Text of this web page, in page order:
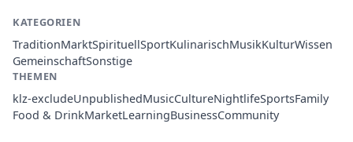
KATEGORIEN
TraditionMarktSpirituellSportKulinarischMusikKulturWissen
GemeinschaftSonstige
THEMEN
klz-excludeUnpublishedMusicCultureNightlifeSportsFamily
Food & DrinkMarketLearningBusinessCommunity